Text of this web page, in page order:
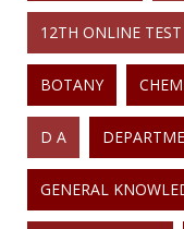
12TH ONLINE TEST
BOTANY
D A
GENERAL